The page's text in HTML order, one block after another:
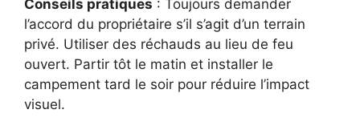
Conseils pratiques : Toujours demander
l’accord du propriétaire s’il s’agit d’un terrain
privé. Utiliser des réchauds au lieu de feu
ouvert. Partir tôt le matin et installer le
campement tard le soir pour réduire l’impact
visuel.